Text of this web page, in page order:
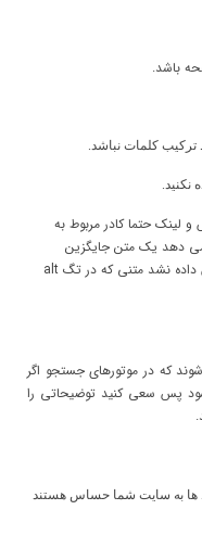
باشد.
کلمات نباشد.
نکنید.
لینک حتما کادر مربوط به
دهد یک متن جایگزین
داده نشد متنی که در تگ alt
را شامل می شوند که در موتورهای جستجو اگر
پس سعی کنید توضیحاتی را
ها به سایت شما حساس هستند